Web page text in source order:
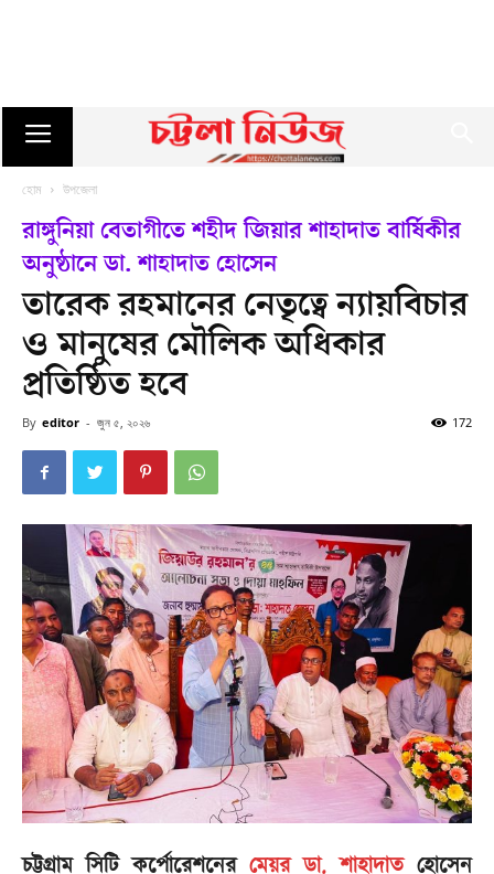
হোম উপজেলা
রাঙ্গুনিয়া বেতাগীতে শহীদ জিয়ার শাহাদাত বার্ষিকীর
অনুষ্ঠানে ডা. শাহাদাত হোসেন
তারেক রহমানের নেতৃত্বে ন্যায়বিচার
ও মানুষের মৌলিক অধিকার
প্রতিষ্ঠিত হবে
By editor - জুন ৫, ২০২৬ 172
চট্টগ্রাম সিটি কর্পোরেশনের মেয়র ডা. শাহাদাতহোসেন